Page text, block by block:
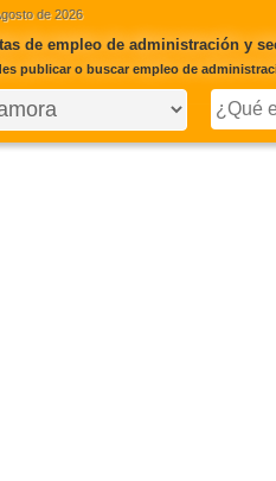
de 2026
de empleo de administración y
publicar o buscar empleo de